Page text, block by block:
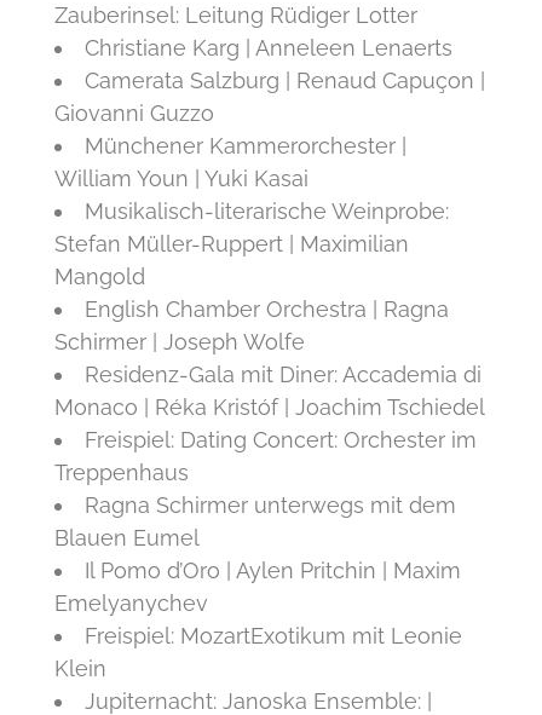
Zauberinsel: Leitung Rüdiger Lotter
Christiane Karg | Anneleen Lenaerts
Camerata Salzburg | Renaud Capuçon |
Giovanni Guzzo
Münchener Kammerorchester |
William Youn | Yuki Kasai
Musikalisch-literarische Weinprobe:
Stefan Müller-Ruppert | Maximilian
Mangold
English Chamber Orchestra | Ragna
Schirmer | Joseph Wolfe
Residenz-Gala mit Diner: Accademia di
Monaco | Réka Kristóf | Joachim Tschiedel
Freispiel: Dating Concert: Orchester im
Treppenhaus
Ragna Schirmer unterwegs mit dem
Blauen Eumel
Il Pomo d’Oro | Aylen Pritchin | Maxim
Emelyanychev
Freispiel: MozartExotikum mit Leonie
Klein
Jupiternacht: Janoska Ensemble: |